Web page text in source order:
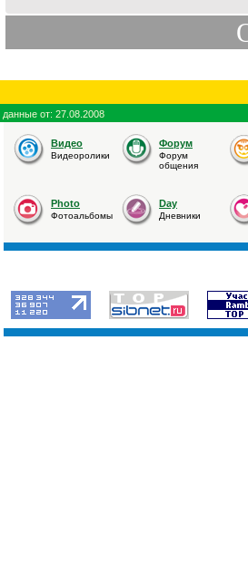
данные от: 27.08.2008
Видео
Видеоролики
Форум
Форум
общения
Photo
Фотоальбомы
Day
Дневники